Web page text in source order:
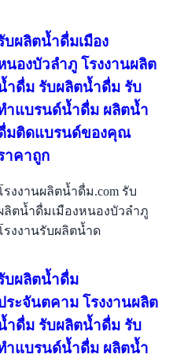
บผลิตน้ำดื่มเมือง
นองบัวลำภู โรงงานผลิต
ำดื่ม รับผลิตน้ำดื่ม รับ
ำแบรนด์น้ำดื่ม ผลิตน้ำ
มติดแบรนด์ของคุณ
าคาถูก
รงงานผลิตน้ำดื่ม.com รับ
ลิตน้ำดื่มเมืองหนองบัวลำภู
รงงานรับผลิตน้ำด
บผลิตน้ำดื่ม
ระจันตคาม โรงงานผลิต
ำดื่ม รับผลิตน้ำดื่ม รับ
ำแบรนด์น้ำดื่ม ผลิตน้ำ